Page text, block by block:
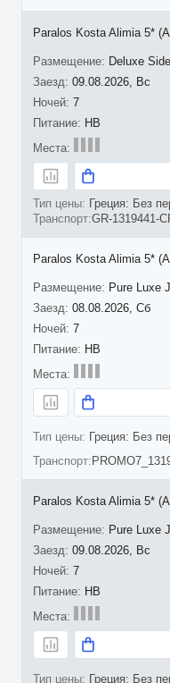
09.08.2026, Вс
7
Paralos Kosta Alimia 5*
Deluxe
HB
Греция: Без
GR-1319441-
08.08.2026, Сб
7
Paralos Kosta Alimia 5*
Pure Luxe
HB
Греция: Без
09.08.2026, Вс
7
Paralos Kosta Alimia 5*
Pure Luxe
HB
Греция: Без